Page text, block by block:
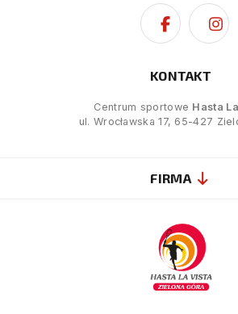
KONTAKT
Centrum sportowe Hasta
ul. Wrocławska 17, 65-427
FIRMA